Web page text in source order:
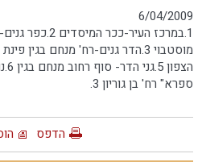
6/04/2009
1.במרכז העיר-
ספרא" רח' בן גוריון 3.
הדפס